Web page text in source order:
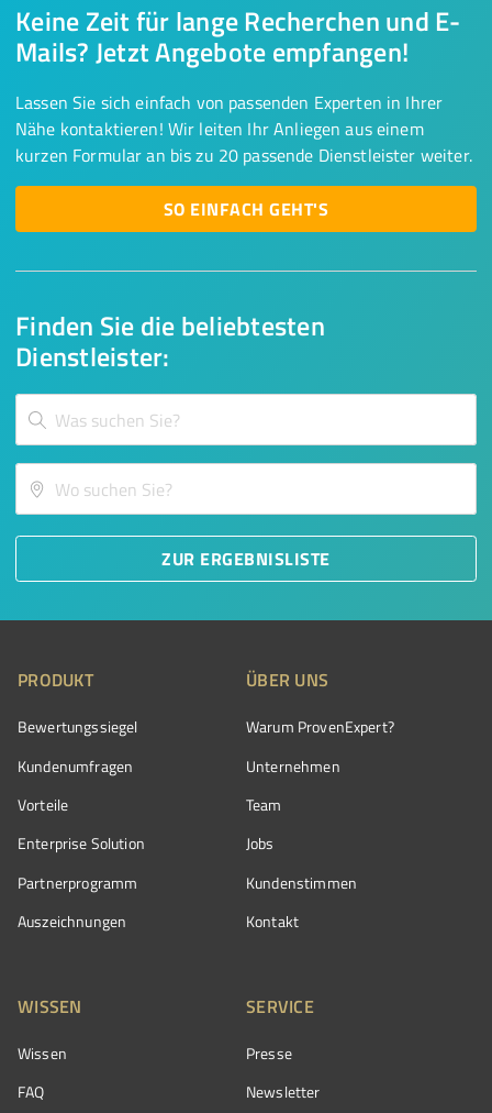
Finden Sie die beliebtesten
Dienstleister:
ZUR ERGEBNISLISTE
Keine Zeit für lange Recherchen und E-
Mails? Jetzt Angebote empfangen!
Lassen Sie sich einfach von passenden Experten in Ihrer
Nähe kontaktieren! Wir leiten Ihr Anliegen aus einem
kurzen Formular an bis zu 20 passende Dienstleister weiter.
SO EINFACH GEHT'S
PRODUKT
Bewertungssiegel
Kundenumfragen
Vorteile
Enterprise Solution
Partnerprogramm
Auszeichnungen
ÜBER UNS
Warum ProvenExpert?
Unternehmen
Team
Jobs
Kundenstimmen
Kontakt
WISSEN
Wissen
FAQ
SERVICE
Presse
Newsletter